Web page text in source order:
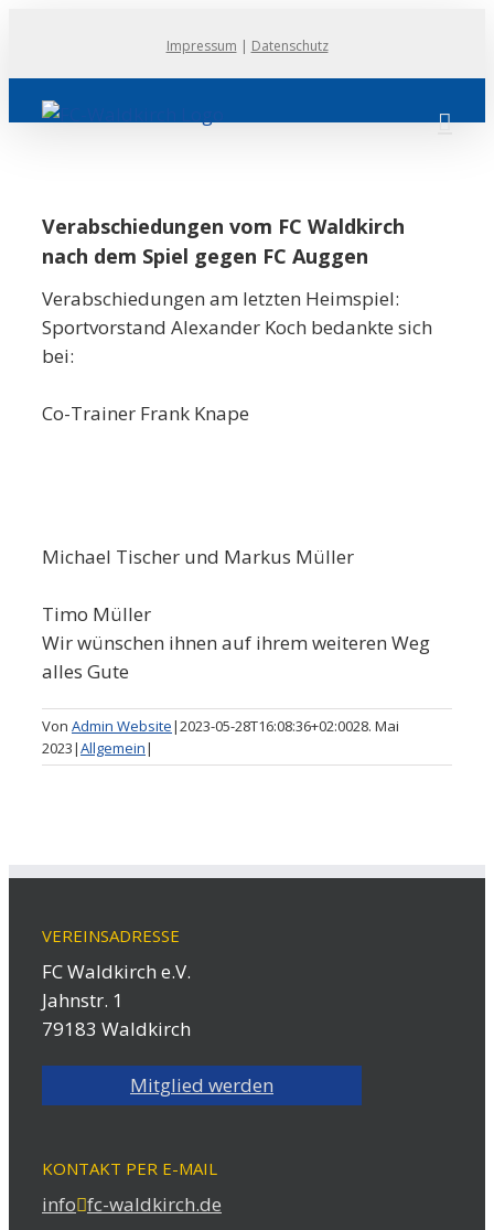
springen
Impressum | Datenschutz
Verabschiedungen vom FC Waldkirch
nach dem Spiel gegen FC Auggen
Verabschiedungen am letzten Heimspiel:
Sportvorstand Alexander Koch bedankte sich
bei:
Co-Trainer Frank Knape
Michael Tischer und Markus Müller
Timo Müller
Wir wünschen ihnen auf ihrem weiteren Weg
alles Gute
Von Admin Website|2023-05-28T16:08:36+02:0028. Mai
2023|Allgemein|
VEREINSADRESSE
FC Waldkirch e.V.
Jahnstr. 1
79183 Waldkirch
Mitglied werden
KONTAKT PER E-MAIL
info fc-waldkirch.de